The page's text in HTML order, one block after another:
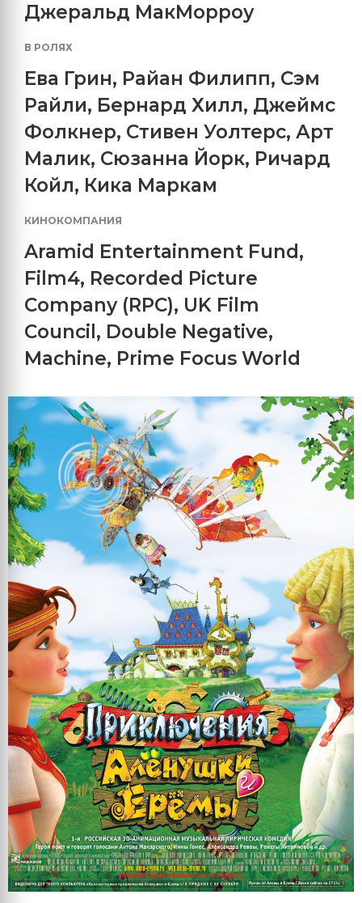
Джеральд МакМорроу
В РОЛЯХ
Ева Грин, Райан Филипп, Сэм
Райли, Бернард Хилл, Джеймс
Фолкнер, Стивен Уолтерс, Арт
Малик, Сюзанна Йорк, Ричард
Койл, Кика Маркам
КИНОКОМПАНИЯ
Aramid Entertainment Fund ,
Film4, Recorded Picture
Company (RPC), UK Film
Council , Double Negative,
Machine, Prime Focus World